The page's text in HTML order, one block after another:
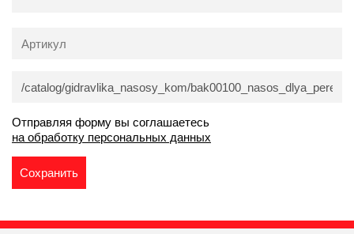
Отправляя форму вы соглашаетесь
на обработку персональных данных